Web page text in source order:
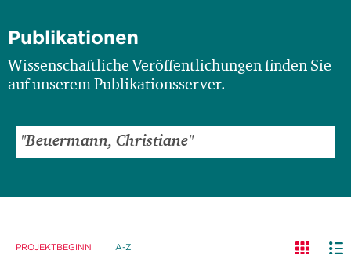
Publikationen
Wissenschaftliche Veröffentlichungen finden Sie
auf unserem Publikationsserver.
PROJEKTBEGINN A-Z